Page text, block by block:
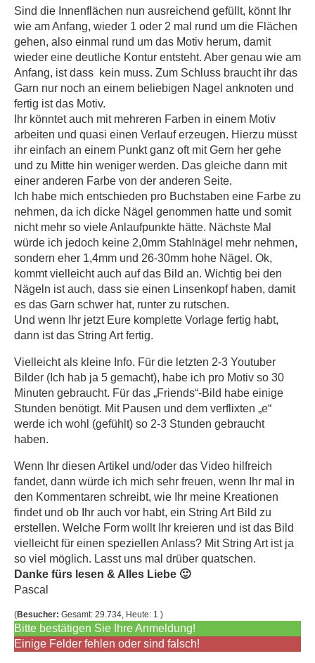
Sind die Innenflächen nun ausreichend gefüllt, könnt Ihr
wie am Anfang, wieder 1 oder 2 mal rund um die Flächen
gehen, also einmal rund um das Motiv herum, damit
wieder eine deutliche Kontur entsteht. Aber genau wie am
Anfang, ist dass kein muss. Zum Schluss braucht ihr das
Garn nur noch an einem beliebigen Nagel anknoten und
fertig ist das Motiv.
Ihr könntet auch mit mehreren Farben in einem Motiv
arbeiten und quasi einen Verlauf erzeugen. Hierzu müsst
ihr einfach an einem Punkt ganz oft mit Gern her gehe
und zu Mitte hin weniger werden. Das gleiche dann mit
einer anderen Farbe von der anderen Seite.
Ich habe mich entschieden pro Buchstaben eine Farbe zu
nehmen, da ich dicke Nägel genommen hatte und somit
nicht mehr so viele Anlaufpunkte hätte. Nächste Mal
würde ich jedoch keine 2,0mm Stahlnägel mehr nehmen,
sondern eher 1,4mm und 26-30mm hohe Nägel. Ok,
kommt vielleicht auch auf das Bild an. Wichtig bei den
Nägeln ist auch, dass sie einen Linsenkopf haben, damit
es das Garn schwer hat, runter zu rutschen.
Und wenn Ihr jetzt Eure komplette Vorlage fertig habt,
dann ist das String Art fertig.
Vielleicht als kleine Info. Für die letzten 2-3 Youtuber
Bilder (Ich hab ja 5 gemacht), habe ich pro Motiv so 30
Minuten gebraucht. Für das „Friends“-Bild habe einige
Stunden benötigt. Mit Pausen und dem verflixten „e“
werde ich wohl (gefühlt) so 2-3 Stunden gebraucht
haben.
Wenn Ihr diesen Artikel und/oder das Video hilfreich
fandet, dann würde ich mich sehr freuen, wenn Ihr mal in
den Kommentaren schreibt, wie Ihr meine Kreationen
findet und ob Ihr auch vor habt, ein String Art Bild zu
erstellen. Welche Form wollt Ihr kreieren und ist das Bild
vielleicht für einen speziellen Anlass? Mit String Art ist ja
so viel möglich. Lasst uns mal drüber quatschen.
Danke fürs lesen & Alles Liebe 🙂
Pascal
(Besucher: Gesamt: 29.734, Heute: 1 )
Bitte bestätigen Sie Ihre Anmeldung!
Einige Felder fehlen oder sind falsch!